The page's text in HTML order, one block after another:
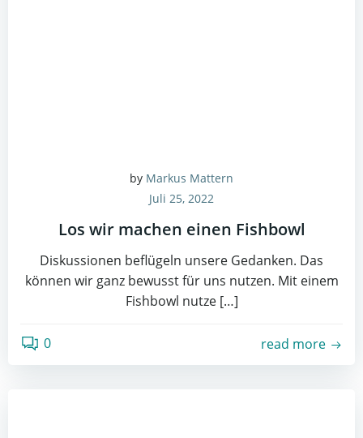
by Markus Mattern
Juli 25, 2022
Los wir machen einen Fishbowl
Diskussionen beflügeln unsere Gedanken. Das
können wir ganz bewusst für uns nutzen. Mit einem
Fishbowl nutze […]
0 read more